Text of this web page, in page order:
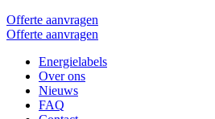
Offerte aanvragen
Offerte aanvragen
Energielabels
Over ons
Nieuws
FAQ